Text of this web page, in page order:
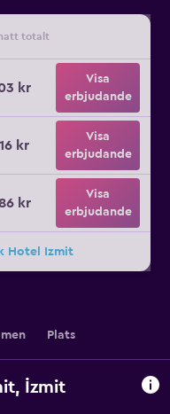
totalt
kr
Visa
erbjudande
kr
Visa
erbjudande
kr
Visa
erbjudande
Hotel Izmit
Plats
İzmit